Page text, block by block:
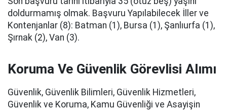
doldurmamış olmak. Başvuru Yapılabilecek İller ve
Kontenjanlar (8): Batman (1), Bursa (1), Şanlıurfa (1),
Şırnak (2), Van (3).
Koruma Ve Güvenlik Görevlisi Alımı
Güvenlik, Güvenlik Bilimleri, Güvenlik Hizmetleri,
Güvenlik ve Koruma, Kamu Güvenliği ve Asayişin